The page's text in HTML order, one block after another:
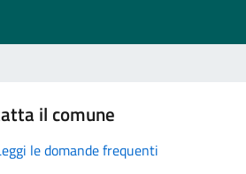
il comune
le domande frequenti